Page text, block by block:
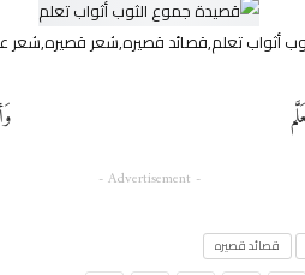
أثواب تعلم,قصائد قصيره,شعر قصيره,شعر
- Advertisement -
قصائد قصيره